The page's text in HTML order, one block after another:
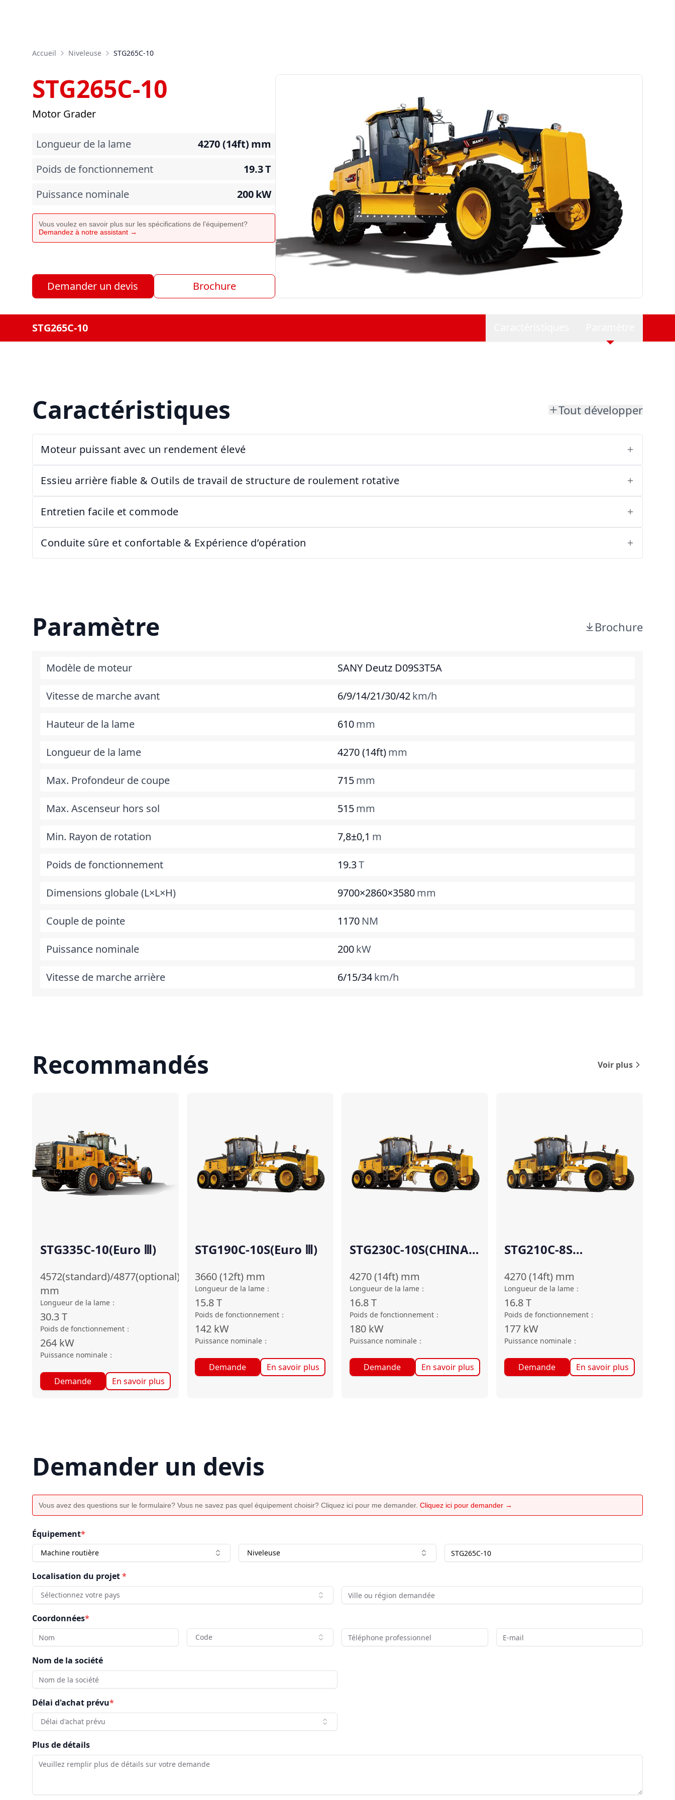
Accueil Niveleuse STG265C-10
STG265C-10
Motor Grader
Longueur de la lame 4270 (14ft) mm
Poids de fonctionnement
19.3T
Puissance nominale
200kW
Vous voulez en savoir plus sur les spécifications de l'équipement?
Demandez à notre assistant →
Demander un devis Brochure
STG265C-10
Caractéristiques Tout développer
Moteur puissant avec un rendement élevé
Essieu arrière fiable & Outils de travail de structure de roulement rotative
Entretien facile et commode
Conduite sûre et confortable & Expérience d’opération
Paramètre Brochure
Modèle de moteur SANY Deutz D09S3T5A
Vitesse de marche avant 6/9/14/21/30/42km/h
Hauteur de la lame 610mm
Longueur de la lame 4270 (14ft)mm
Max. Profondeur de coupe 715mm
Max. Ascenseur hors sol 515mm
Min. Rayon de rotation 7,8±0,1 m
Poids de fonctionnement 19.3T
Dimensions globale (L×L×H) 9700×2860×3580mm
Couple de pointe 1170 NM
Puissance nominale 200kW
Vitesse de marche arrière 6/15/34km/h
Recommandés Voir plus
STG335C-10(Euro Ⅲ)
4572(standard)/4877(optional)
mm
Longueur de la lame ：
30.3T
Poids de fonctionnement ：
264 kW
Puissance nominale ：
Demande En savoir plus
STG190C-10S(Euro Ⅲ)
3660 (12ft) mm
Longueur de la lame ：
15.8T
Poids de fonctionnement ：
142 kW
Puissance nominale ：
Demande En savoir plus
STG230C-10S(CHINA
4270 (14ft) mm
Longueur de la lame ：
16.8T
Poids de fonctionnement ：
180 kW
Puissance nominale ：
Demande En savoir plus
STG210C-8S
4270 (14ft) mm
Longueur de la lame ：
16.8T
Poids de fonctionnement ：
177 kW
Puissance nominale ：
Demande En savoir plus
Demander un devis
Vous avez des questions sur le formulaire? Vous ne savez pas quel équipement choisir? Cliquez ici pour me demander. Cliquez ici pour demander →
Équipement*
Machine routière Niveleuse
Localisation du projet*
Sélectionnez votre pays
Coordonnées*
Code
Nom de la société
Délai d'achat prévu*
Délai d'achat prévu
Plus de détails